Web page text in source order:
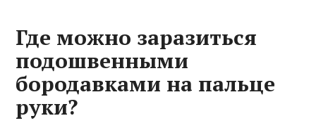
Где можно заразиться
подошвенными
бородавками на пальце
руки?